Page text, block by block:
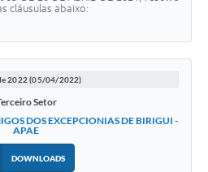
cláusulas abaixo:
2022 (05/04/2022)
Setor
DOS EXCEPCIONIAS DE BIRIGUI -
APAE
DOWNLOADS